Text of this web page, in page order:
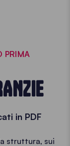
PRIMA
in PDF
struttura, sui